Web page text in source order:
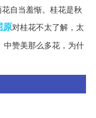
自当羞惭。桂花是秋
原对桂花不太了解，太
中赞美那么多花，为什